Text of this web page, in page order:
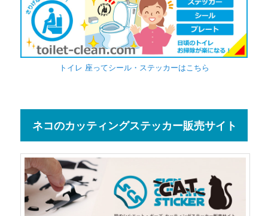
トイレ 座ってシール・ステッカーはこちら
ネコのカッティングステッカー販売サイト